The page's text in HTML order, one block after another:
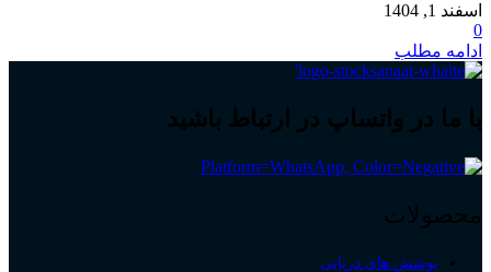
اسفند 1, 1404
0
ادامه مطلب
با ما در واتساپ در ارتباط باشید
محصولات
پوشش های دریایی